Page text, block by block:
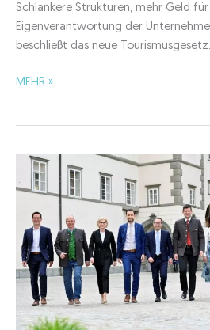
Schlankere Strukturen, mehr Geld
Eigenverantwortung der
beschließt das neue
Neues
Reform
die
Unternehmer!
MEHR »